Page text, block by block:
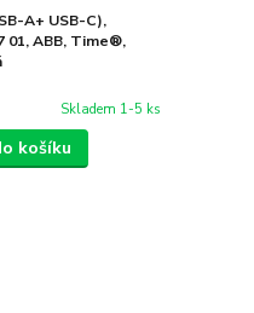
A+ USB-C),
01, ABB, Time®,
Skladem 1-5 ks
košíku